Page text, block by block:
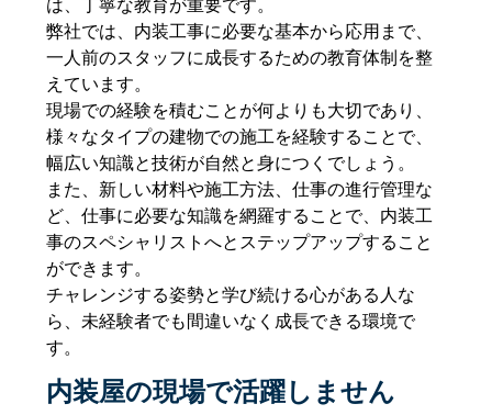
は、丁寧な教育が重要です。
弊社では、内装工事に必要な基本から応用まで、
一人前のスタッフに成長するための教育体制を整
えています。
現場での経験を積むことが何よりも大切であり、
様々なタイプの建物での施工を経験することで、
幅広い知識と技術が自然と身につくでしょう。
また、新しい材料や施工方法、仕事の進行管理な
ど、仕事に必要な知識を網羅することで、内装工
事のスペシャリストへとステップアップすること
ができます。
チャレンジする姿勢と学び続ける心がある人な
ら、未経験者でも間違いなく成長できる環境で
す。
内装屋の現場で活躍しません